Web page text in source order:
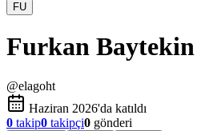
FU
Furkan Baytekin
@elagoht
Haziran 2026'da katıldı
0 takip0 takipçi0 gönderi